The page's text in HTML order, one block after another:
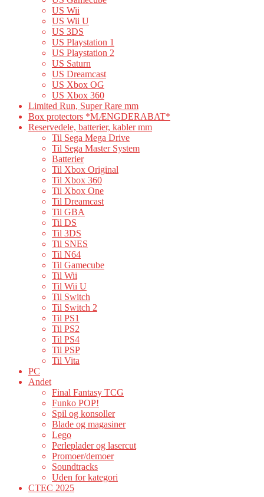
US Wii
US Wii U
US 3DS
US Playstation 1
US Playstation 2
US Saturn
US Dreamcast
US Xbox OG
US Xbox 360
Limited Run, Super Rare mm
Box protectors *MÆNGDERABAT*
Reservedele, batterier, kabler mm
Til Sega Mega Drive
Til Sega Master System
Batterier
Til Xbox Original
Til Xbox 360
Til Xbox One
Til Dreamcast
Til GBA
Til DS
Til 3DS
Til SNES
Til N64
Til Gamecube
Til Wii
Til Wii U
Til Switch
Til Switch 2
Til PS1
Til PS2
Til PS4
Til PSP
Til Vita
PC
Andet
Final Fantasy TCG
Funko POP!
Spil og konsoller
Blade og magasiner
Lego
Perleplader og lasercut
Promoer/demoer
Soundtracks
Uden for kategori
CTEC 2025